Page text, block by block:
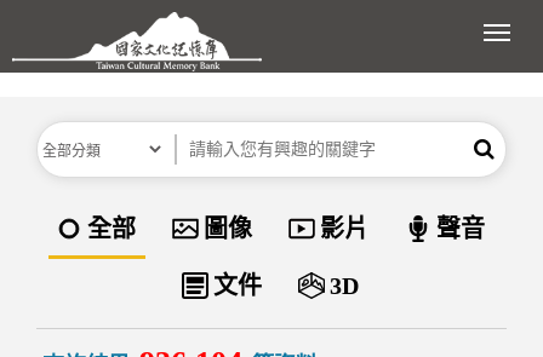
跳到主要內容區塊
展
分類 關鍵字 搜尋
資料類型
全部 圖像 影片 聲音
文件 3D